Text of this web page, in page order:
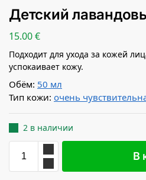
Детский
15.00€
Подходит для ухода за кожей
успокаивает кожу.
Обём: 50 мл
Тип кожи: очень
2 в наличии
В